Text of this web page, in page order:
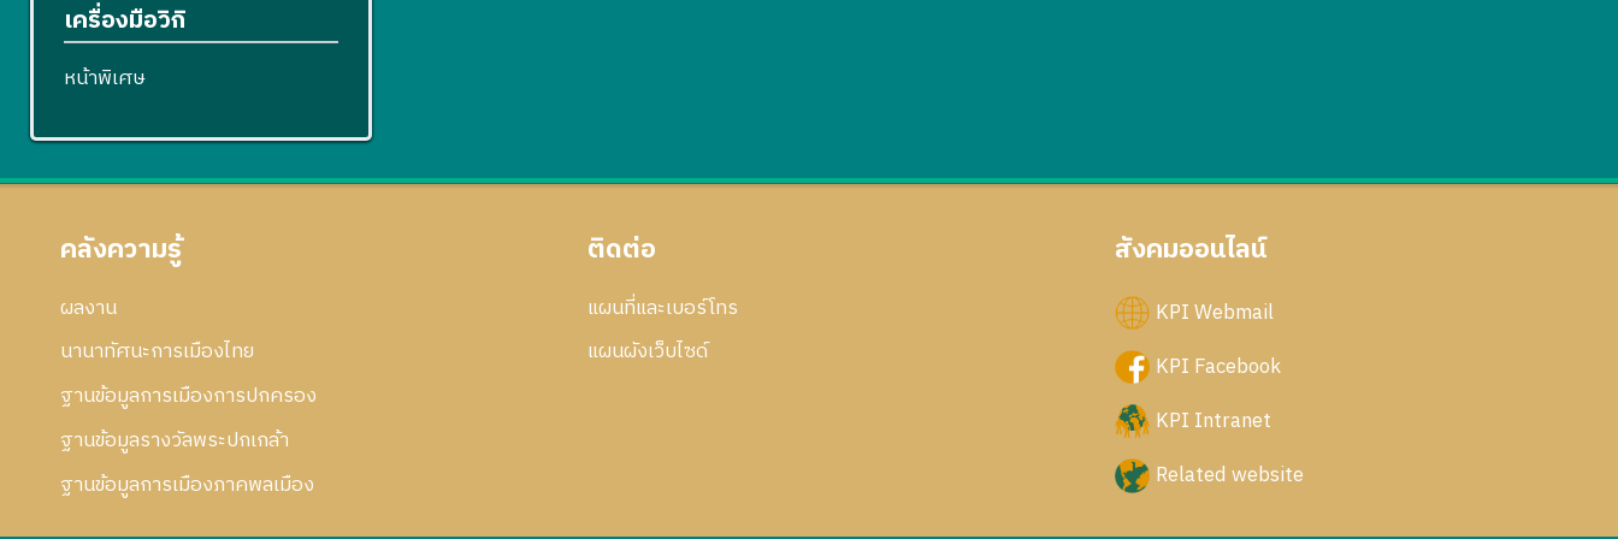
เครื่องมือวิกิ
หน้าพิเศษ
คลังความรู้
ผลงาน
นานาทัศนะการเมืองไทย
ฐานข้อมูลการเมืองการปกครอง
ฐานข้อมูลรางวัลพระปกเกล้า
ฐานข้อมูลการเมืองภาคพลเมือง
ติดต่อ
แผนที่และเบอร์โทร
แผนผังเว็บไซด์
สังคมออนไลน์
KPI Webmail
KPI Facebook
KPI Intranet
Related website